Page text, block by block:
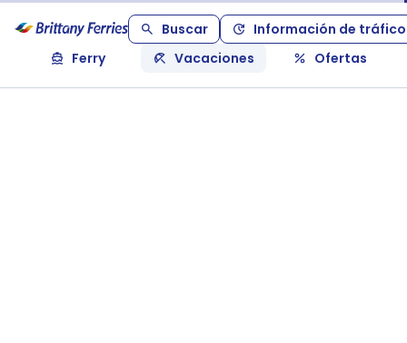
Buscar
Información de tráfico
Ferry
Vacaciones Ofertas